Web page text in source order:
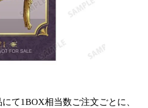
て1BOX相当数ご注文ごとに、